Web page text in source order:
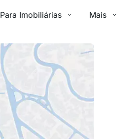
Para Imobiliárias Mais